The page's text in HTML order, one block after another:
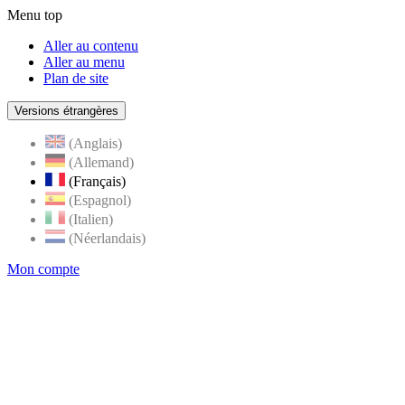
Menu top
Aller au contenu
Aller au menu
Plan de site
Versions étrangères
(Anglais)
(Allemand)
(Français)
(Espagnol)
(Italien)
(Néerlandais)
Mon compte